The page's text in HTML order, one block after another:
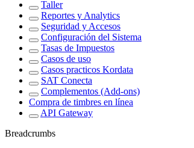
Taller
Reportes y Analytics
Seguridad y Accesos
Configuración del Sistema
Tasas de Impuestos
Casos de uso
Casos practicos Kordata
SAT Conecta
Complementos (Add-ons)
Compra de timbres en línea
API Gateway
Breadcrumbs